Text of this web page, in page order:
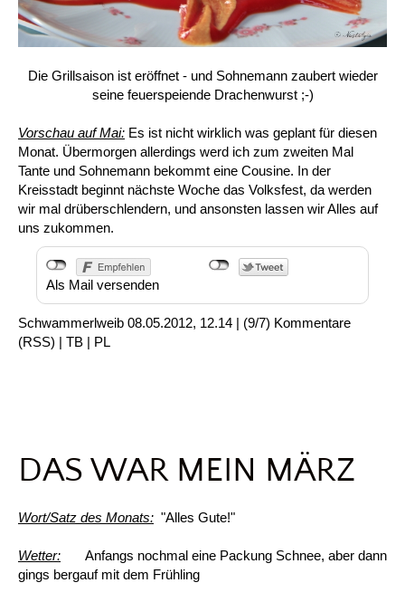
Die Grillsaison ist eröffnet - und Sohnemann zaubert wieder
seine feuerspeiende Drachenwurst ;-)
Vorschau auf Mai: Es ist nicht wirklich was geplant für diesen
Monat. Übermorgen allerdings werd ich zum zweiten Mal
Tante und Sohnemann bekommt eine Cousine. In der
Kreisstadt beginnt nächste Woche das Volksfest, da werden
wir mal drüberschlendern, und ansonsten lassen wir Alles auf
uns zukommen.
Als Mail versenden
Schwammerlweib 08.05.2012, 12.14 | (9/7) Kommentare
(RSS) | TB | PL
DAS WAR MEIN MÄRZ
Wort/Satz des Monats: "Alles Gute!"
Wetter: Anfangs nochmal eine Packung Schnee, aber dann
gings bergauf mit dem Frühling